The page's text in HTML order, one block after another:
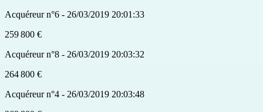
Acquéreur n°6 - 26/03/2019 20:01:33
259 800 €
Acquéreur n°8 - 26/03/2019 20:03:32
264 800 €
Acquéreur n°4 - 26/03/2019 20:03:48